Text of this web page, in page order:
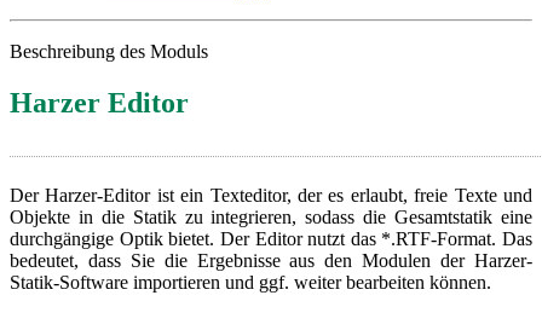
Beschreibung des Moduls
Harzer Editor
Der Harzer-Editor ist ein Texteditor, der es erlaubt, freie Texte und
Objekte in die Statik zu integrieren, sodass die Gesamtstatik eine
durchgängige Optik bietet. Der Editor nutzt das *.RTF-Format. Das
bedeutet, dass Sie die Ergebnisse aus den Modulen der Harzer-
Statik-Software importieren und ggf. weiter bearbeiten können.